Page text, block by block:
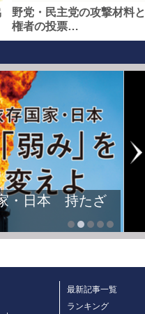
野党・民主党の攻撃材料
権者の投票…
・日本 持たざ
最新記事一覧
ランキング